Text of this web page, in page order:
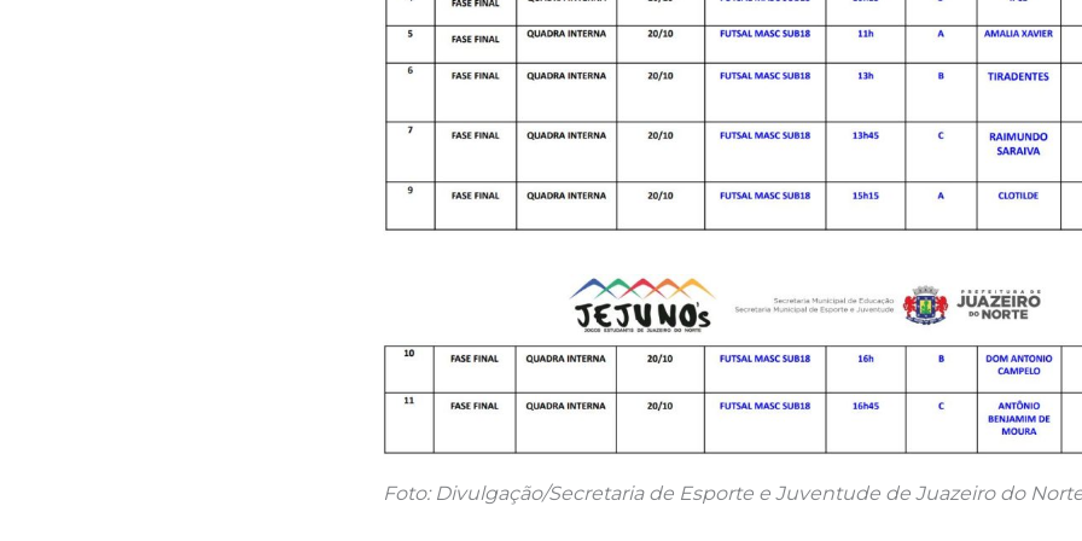
Foto: Divulgação/Secretaria de Esporte e Juventude de Juazeiro do